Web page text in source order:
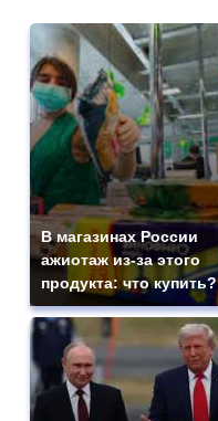
В магазинах России
ажиотаж из-за этого
продукта: что купить?